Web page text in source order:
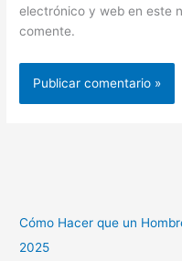
electrónico y web en este
comente.
Cómo Hacer que un
2025